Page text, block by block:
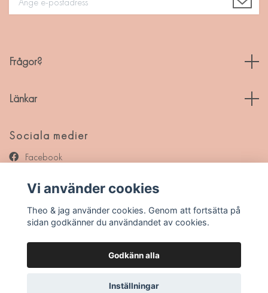
Frågor?
Länkar
Sociala medier
Facebook
Pinterest
© 2026 Theo & jag
Vi använder cookies
Theo & jag använder cookies. Genom att fortsätta på
sidan godkänner du användandet av cookies.
Godkänn alla
Inställningar